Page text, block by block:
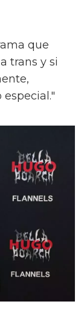
que
trans y si